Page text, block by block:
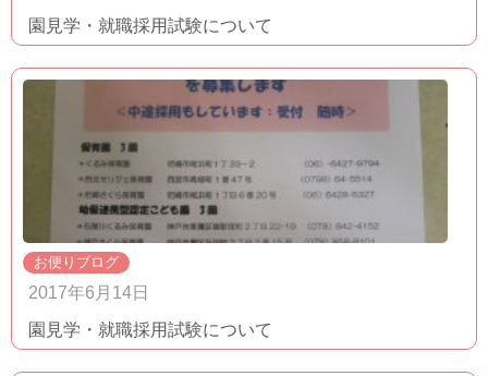
園見学・就職採用試験について
お便りブログ
2017年6月14日
園見学・就職採用試験について